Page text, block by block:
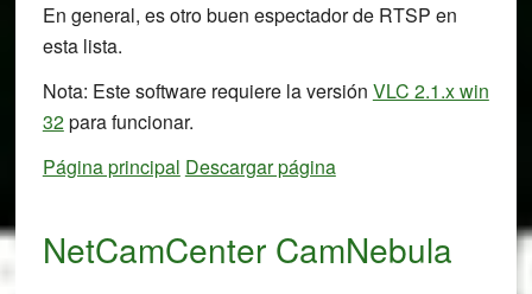
En general, es otro buen espectador de RTSP en
esta lista.
Nota: Este software requiere la versión VLC 2.1.x win
32para funcionar.
Página principal Descargar página
NetCamCenter CamNebula